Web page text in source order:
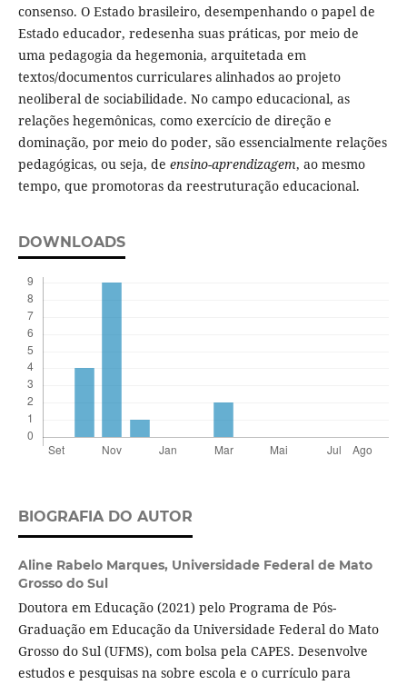
consenso. O Estado brasileiro, desempenhando o papel de
Estado educador, redesenha suas práticas, por meio de
uma pedagogia da hegemonia, arquitetada em
textos/documentos curriculares alinhados ao projeto
neoliberal de sociabilidade. No campo educacional, as
relações hegemônicas, como exercício de direção e
dominação, por meio do poder, são essencialmente relações
pedagógicas, ou seja, de ensino-aprendizagem, ao mesmo
tempo, que promotoras da reestruturação educacional.
DOWNLOADS
BIOGRAFIA DO AUTOR
Aline Rabelo Marques, Universidade Federal de Mato
Grosso do Sul
Doutora em Educação (2021) pelo Programa de Pós-
Graduação em Educação da Universidade Federal do Mato
Grosso do Sul (UFMS), com bolsa pela CAPES. Desenvolve
estudos e pesquisas na sobre escola e o currículo para